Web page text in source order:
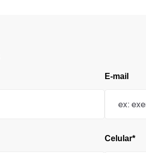
E-mail
Celular*